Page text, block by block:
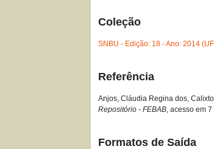
Coleção
SNBU - Edição: 18 - Ano: 2014
Referência
Anjos, Cláudia Regina dos,
Repositório - FEBAB, acesso em
Formatos de Saída